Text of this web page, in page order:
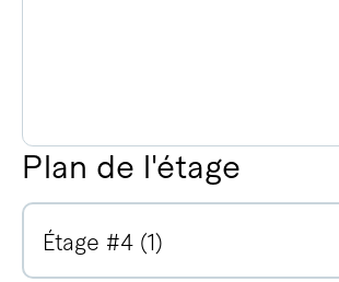
Plan de l'étage
Étage #4 (1)